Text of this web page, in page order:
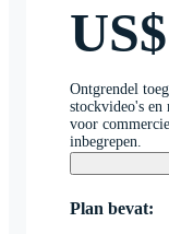
Ontgrendel
stockvideo's
voor
inbegrepen.
Plan bevat: